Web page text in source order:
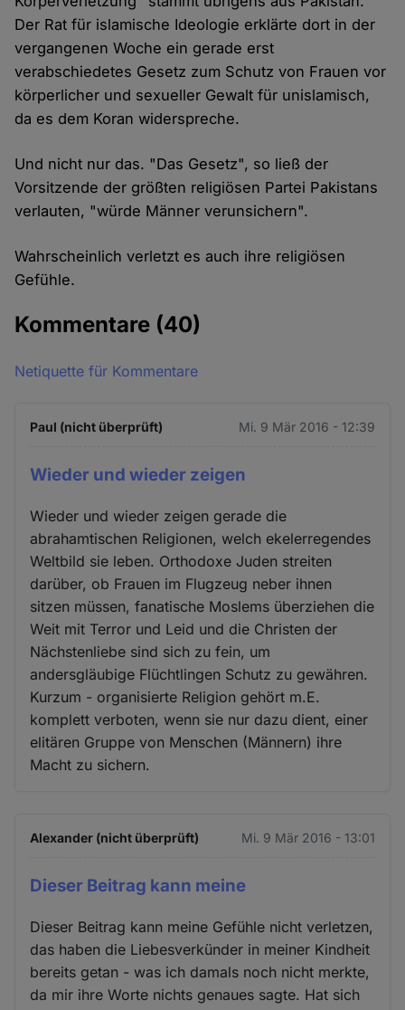
Der Rat für islamische Ideologie erklärte dort in der
vergangenen Woche ein gerade erst
verabschiedetes Gesetz zum Schutz von Frauen vor
körperlicher und sexueller Gewalt für unislamisch,
da es dem Koran widerspreche.
Und nicht nur das. "Das Gesetz", so ließ der
Vorsitzende der größten religiösen Partei Pakistans
verlauten, "würde Männer verunsichern".
Wahrscheinlich verletzt es auch ihre religiösen
Gefühle.
Kommentare (40)
Netiquette für Kommentare
Paul (nicht überprüft) Mi. 9 Mär 2016 - 12:39
Wieder und wieder zeigen
Wieder und wieder zeigen gerade die
abrahamtischen Religionen, welch ekelerregendes
Weltbild sie leben. Orthodoxe Juden streiten
darüber, ob Frauen im Flugzeug neber ihnen
sitzen müssen, fanatische Moslems überziehen die
Weit mit Terror und Leid und die Christen der
Nächstenliebe sind sich zu fein, um
andersgläubige Flüchtlingen Schutz zu gewähren.
Kurzum - organisierte Religion gehört m.E.
komplett verboten, wenn sie nur dazu dient, einer
elitären Gruppe von Menschen (Männern) ihre
Macht zu sichern.
Alexander (nicht überprüft) Mi. 9 Mär 2016 - 13:01
Dieser Beitrag kann meine
Dieser Beitrag kann meine Gefühle nicht verletzen,
das haben die Liebesverkünder in meiner Kindheit
bereits getan - was ich damals noch nicht merkte,
da mir ihre Worte nichts genaues sagte. Hat sich